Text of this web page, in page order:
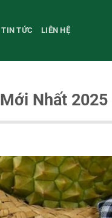
TIN TỨC LIÊN HỆ
Nhất 2025